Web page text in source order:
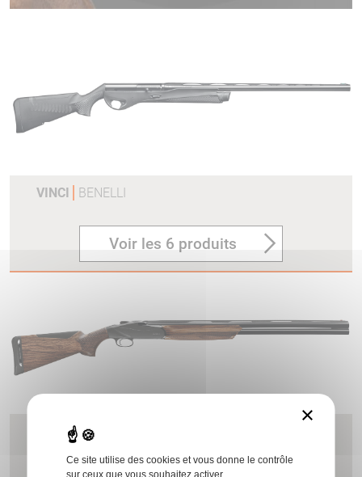
VINCI BENELLI
Voir les 6 produits
828U BENELLI
×
Ce site utilise des cookies et vous donne le contrôle
sur ceux que vous souhaitez activer